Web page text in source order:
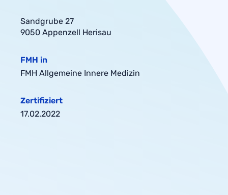
Sandgrube 27
9050 Appenzell Herisau
FMH in
FMH Allgemeine Innere Medizin
Zertifiziert
17.02.2022